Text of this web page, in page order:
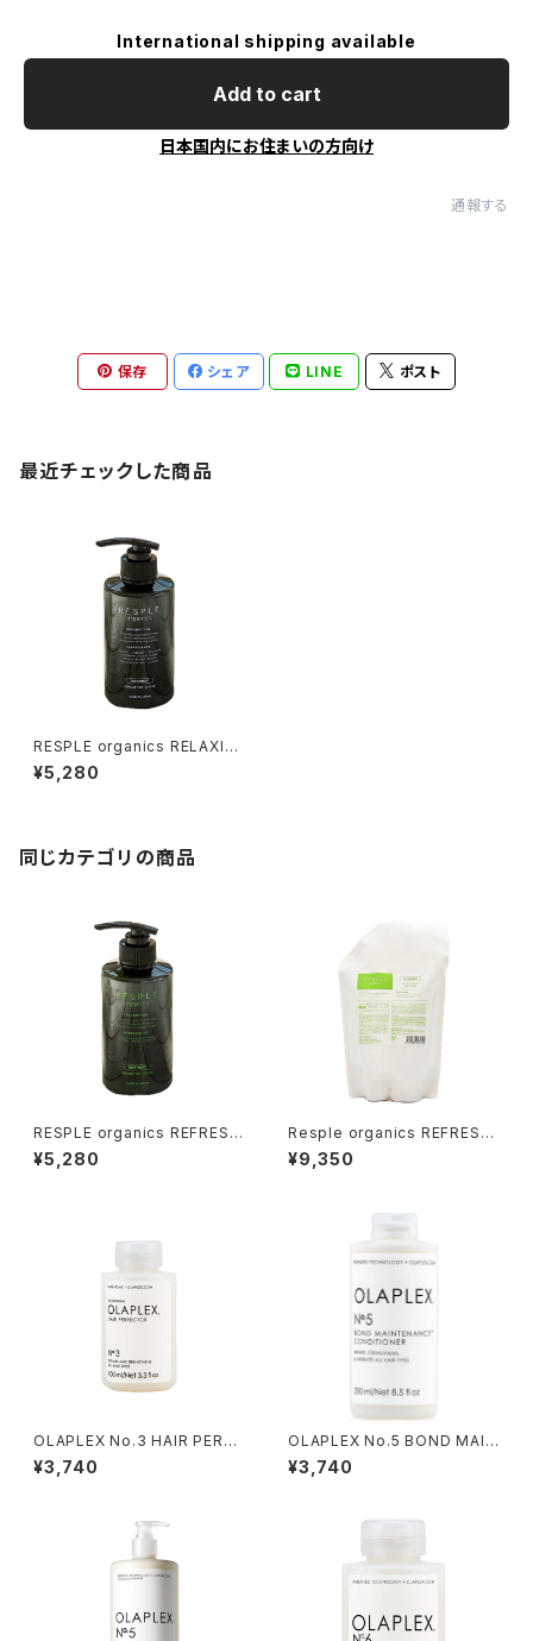
International shipping available
Add to cart
日本国内にお住まいの方向け
通報する
保存 シェア LINE ポスト
最近チェックした商品
RESPLE organics RELAXIN
G TREATMENT 400g
¥5,280
同じカテゴリの商品
RESPLE organics REFRESH
TREATMENT 400g
¥5,280
Resple organics REFRESH
TREATMENT 800ｇ 詰替え
¥9,350
OLAPLEX No.3 HAIR PERFE
CTOR 100ml（インバストリー
トメント）
¥3,740
OLAPLEX No.5 BOND MAIN
TENANCE CONDITIONER 2
50ml
¥3,740